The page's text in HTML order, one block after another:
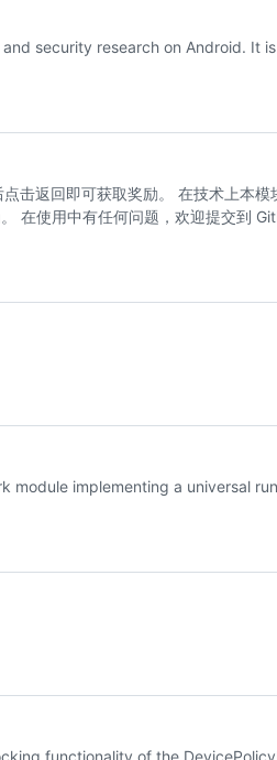
security research on Android. It
击返回即可获取奖励。 在技术上本模
在使用中有任何问题，欢迎提交到
module implementing a universal
functionality of the